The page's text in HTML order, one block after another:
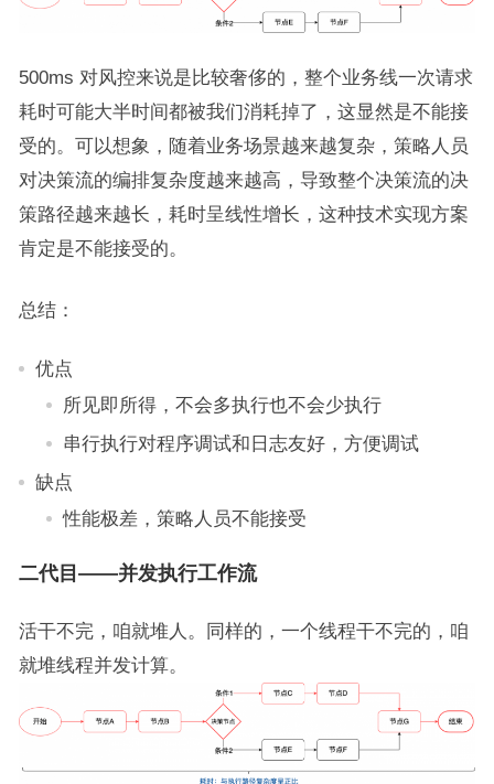
500ms 对风控来说是比较奢侈的，整个业务线一次请求
耗时可能大半时间都被我们消耗掉了，这显然是不能接
受的。可以想象，随着业务场景越来越复杂，策略人员
对决策流的编排复杂度越来越高，导致整个决策流的决
策路径越来越长，耗时呈线性增长，这种技术实现方案
肯定是不能接受的。
总结：
优点
所见即所得，不会多执行也不会少执行
串行执行对程序调试和日志友好，方便调试
缺点
性能极差，策略人员不能接受
二代目——并发执行工作流
活干不完，咱就堆人。同样的，一个线程干不完的，咱
就堆线程并发计算。